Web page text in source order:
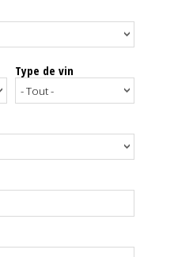
Type de vin